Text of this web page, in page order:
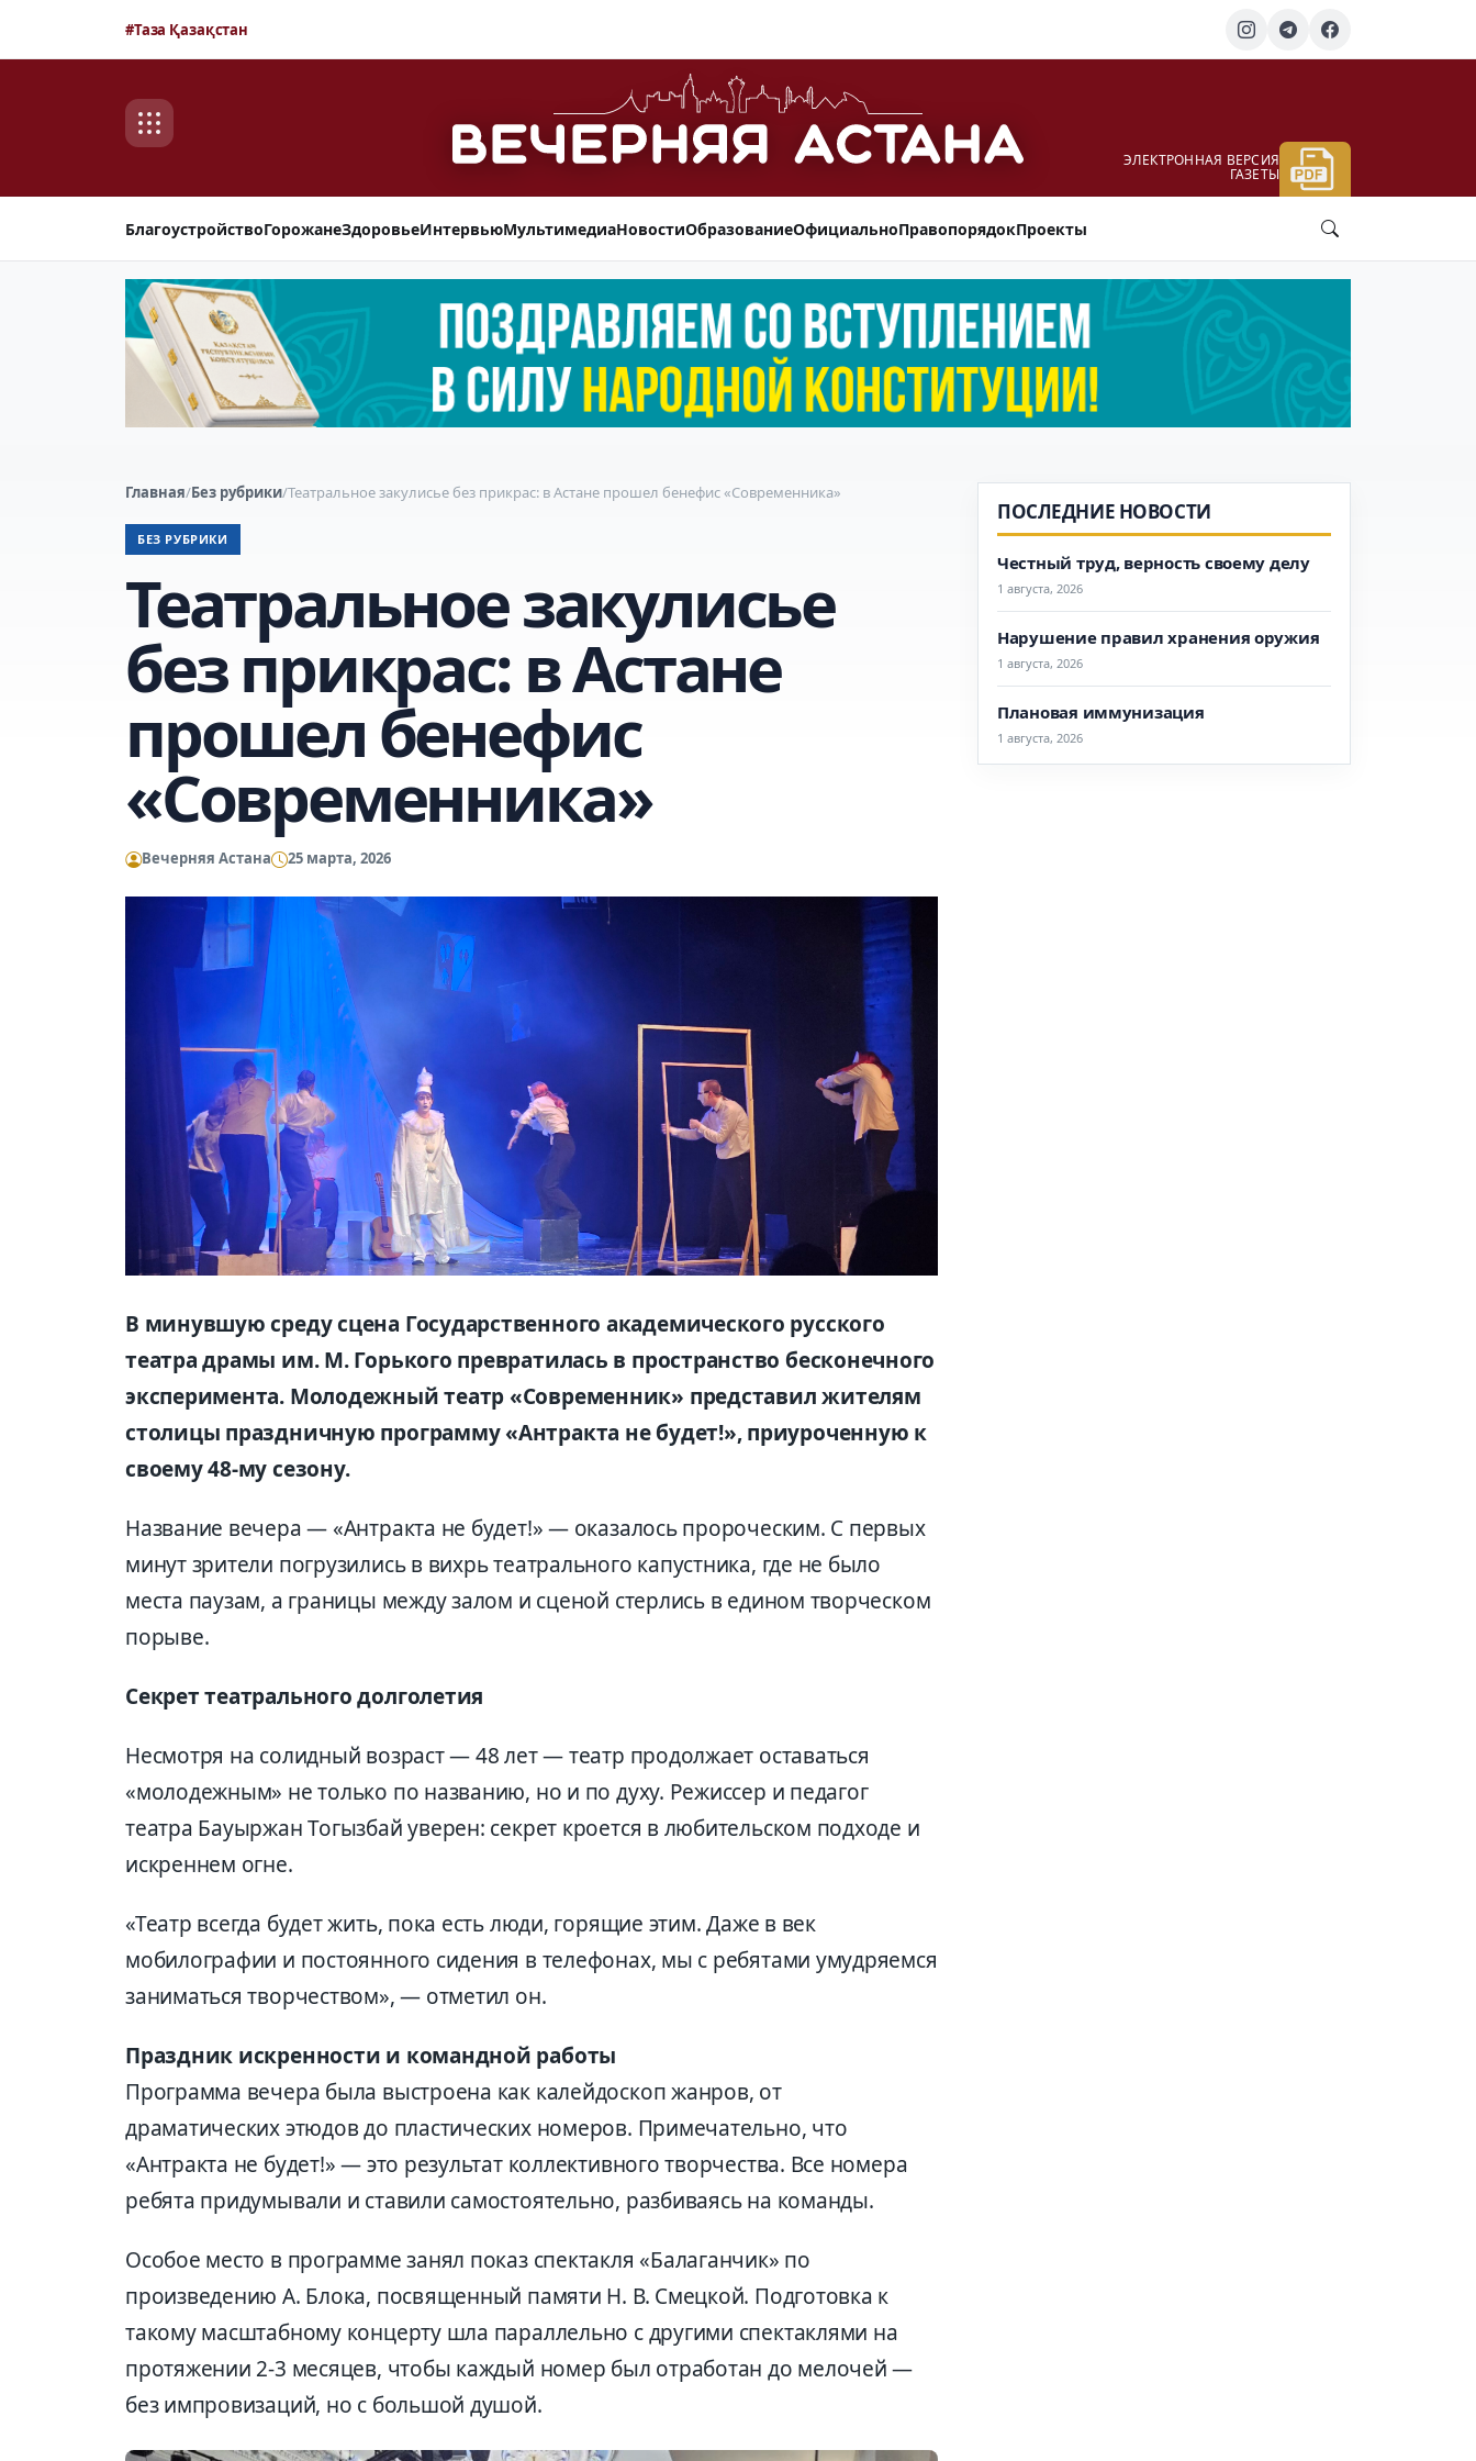
#Таза Қазақстан
ЭЛЕКТРОННАЯ ВЕРСИЯ
ГАЗЕТЫ
БлагоустройствоГорожанеЗдоровьеИнтервьюМультимедиаНовостиОбразованиеОфициальноПравопорядокПроекты
Главная/Без рубрики/Театральное закулисье без прикрас: в Астане прошел бенефис «Современника»
БЕЗ РУБРИКИ
Театральное закулисье
без прикрас: в Астане
прошел бенефис
«Современника»
Вечерняя Астана 25 марта, 2026
В минувшую среду сцена Государственного академического русского
театра драмы им. М. Горького превратилась в пространство бесконечного
эксперимента. Молодежный театр «Современник» представил жителям
столицы праздничную программу «Антракта не будет!», приуроченную к
своему 48-му сезону.
Название вечера — «Антракта не будет!» — оказалось пророческим. С первых
минут зрители погрузились в вихрь театрального капустника, где не было
места паузам, а границы между залом и сценой стерлись в едином творческом
порыве.
Секрет театрального долголетия
Несмотря на солидный возраст — 48 лет — театр продолжает оставаться
«молодежным» не только по названию, но и по духу. Режиссер и педагог
театра Бауыржан Тогызбай уверен: секрет кроется в любительском подходе и
искреннем огне.
«Театр всегда будет жить, пока есть люди, горящие этим. Даже в век
мобилографии и постоянного сидения в телефонах, мы с ребятами умудряемся
заниматься творчеством», — отметил он.
Праздник искренности и командной работы
Программа вечера была выстроена как калейдоскоп жанров, от
драматических этюдов до пластических номеров. Примечательно, что
«Антракта не будет!» — это результат коллективного творчества. Все номера
ребята придумывали и ставили самостоятельно, разбиваясь на команды.
Особое место в программе занял показ спектакля «Балаганчик» по
произведению А. Блока, посвященный памяти Н. В. Смецкой. Подготовка к
такому масштабному концерту шла параллельно с другими спектаклями на
протяжении 2-3 месяцев, чтобы каждый номер был отработан до мелочей —
без импровизаций, но с большой душой.
ПОСЛЕДНИЕ НОВОСТИ
Честный труд, верность своему делу
1 августа, 2026
Нарушение правил хранения оружия
1 августа, 2026
Плановая иммунизация
1 августа, 2026